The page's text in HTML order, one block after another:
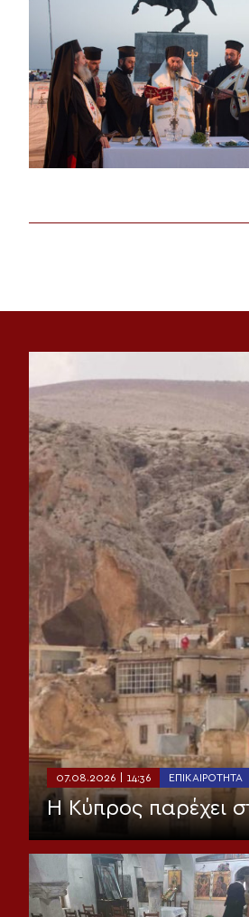
07.08.2026 | 14:36 ΕΠΙΚΑΙΡΌΤΗΤΑ
Η Κύπρος παρέχει